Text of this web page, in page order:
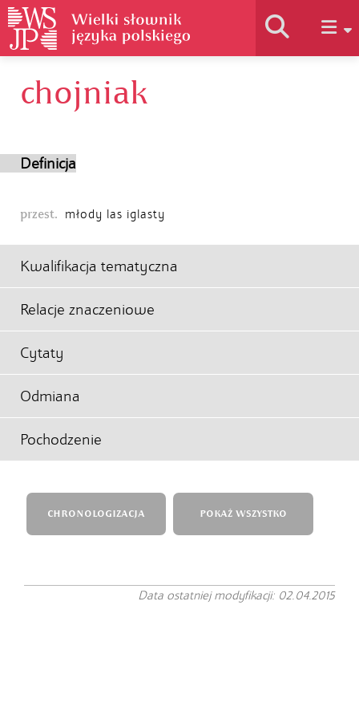
Historia słownika
chojniak
Definicja
przest. młody las iglasty
Kwalifikacja tematyczna
Relacje znaczeniowe
Cytaty
Odmiana
Pochodzenie
CHRONOLOGIZACJA POKAŻ WSZYSTKO
Data ostatniej modyfikacji: 02.04.2015